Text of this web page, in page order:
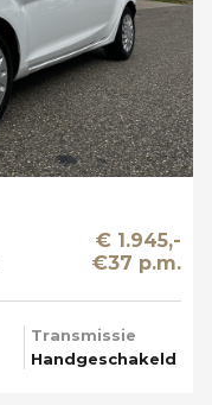
€ 1.945,-
€37 p.m.
Transmissie
Handgeschakeld